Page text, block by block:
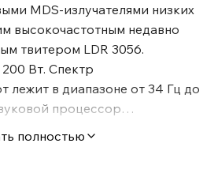
MDS-излучателями низких
высокочастотным недавно
твитером LDR 3056.
Вт. Спектр
лежит в диапазоне от 34 Гц до
процессор
оптимальное качество
от перегрузок. Для
учетом окружающей
полностью